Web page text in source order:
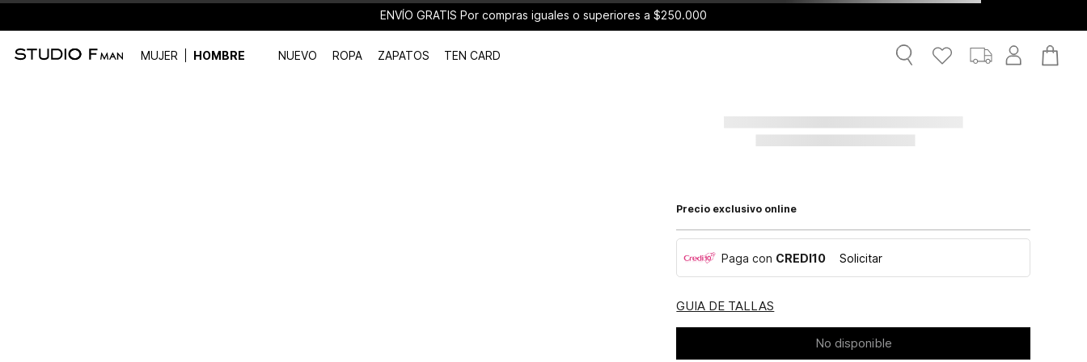
ENVÍO GRATIS Por compras iguales o superiores a $250.000
MUJER HOMBRE NUEVO ROPA ZAPATOS TEN CARD
Precio exclusivo online
Paga con CREDI10 Solicitar
GUIA DE TALLAS
No disponible